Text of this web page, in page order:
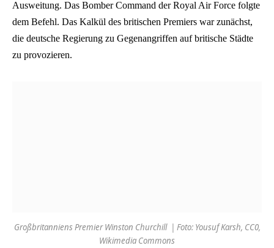
Ausweitung. Das Bomber Command der Royal Air Force folgte
dem Befehl. Das Kalkül des britischen Premiers war zunächst,
die deutsche Regierung zu Gegenangriffen auf britische Städte
zu provozieren.
Großbritanniens Premier Winston Churchill | Foto: Yousuf Karsh, CC0,
Wikimedia Commons